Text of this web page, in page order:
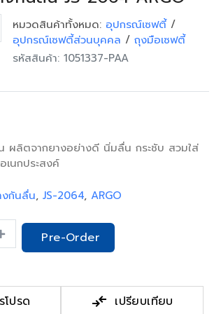
หมวดสินค้าทั้งหมด: อุปกรณ์เซฟตี้/
อุปกรณ์เซฟตี้ส่วนบุคคล / ถุงมือเซฟตี้
รหัสสินค้า: 1051337-PAA
ผลิตจากยางอย่างดี นิ่มลื่น กระชับ สวมใส่
เนกประสงค์
กันลื่น, JS-2064, ARGO
Pre-Order
โปรด compare_arrows เปรียบเทียบ